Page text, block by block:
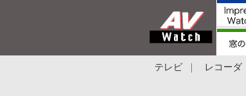
テレビ レコーダ